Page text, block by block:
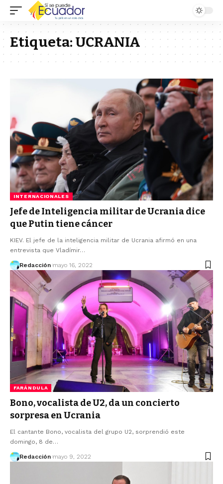
Etiqueta: UCRANIA
INTERNACIONALES
Jefe de Inteligencia militar de Ucrania dice
que Putin tiene cáncer
KIEV. El jefe de la inteligencia militar de Ucrania afirmó en una
entrevista que Vladímir…
Redacción mayo 16, 2022
FARÁNDULA
Bono, vocalista de U2, da un concierto
sorpresa en Ucrania
El cantante Bono, vocalista del grupo U2, sorprendió este
domingo, 8 de…
Redacción mayo 9, 2022